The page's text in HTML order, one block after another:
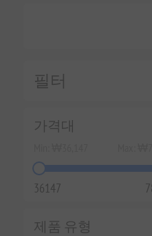
필터
가격대
36147
제품 유형